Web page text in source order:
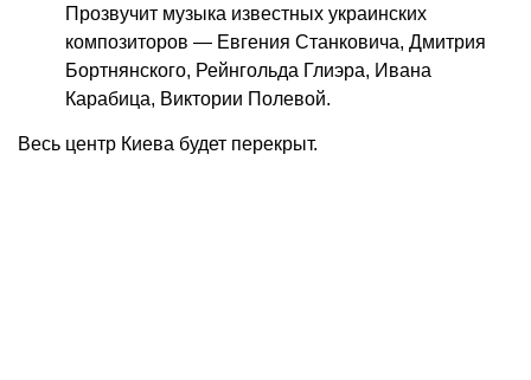
Прозвучит музыка известных украинских
композиторов — Евгения Станковича, Дмитрия
Бортнянского, Рейнгольда Глиэра, Ивана
Карабица, Виктории Полевой.
Весь центр Киева будет перекрыт.